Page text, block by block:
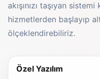
akışınızı taşıyan
hizmetlerden başlayıp
ölçeklendirebiliriz.
Özel Yazılım